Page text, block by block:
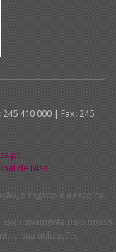
410 000 | Fax: 245
de Nisa
o registo e a recolha
pelo nosso
a sua utilização.